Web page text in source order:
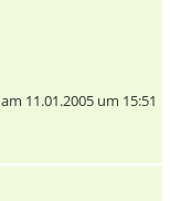
am 11.01.2005 um 15:51